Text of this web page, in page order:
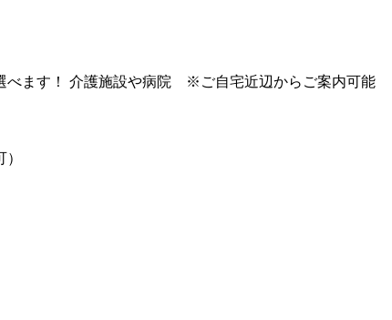
ます！ 介護施設や病院 ※ご自宅近辺からご案内可能